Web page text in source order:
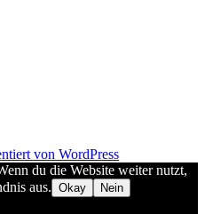
von WordPress
du die Website weiter nutzt,
aus. Okay
Nein